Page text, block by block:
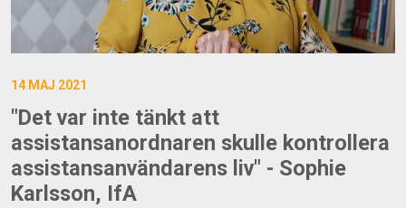
14 MAJ 2021
"Det var inte tänkt att
assistansanordnaren skulle kontrollera
assistansanvändarens liv" - Sophie
Karlsson, IfA